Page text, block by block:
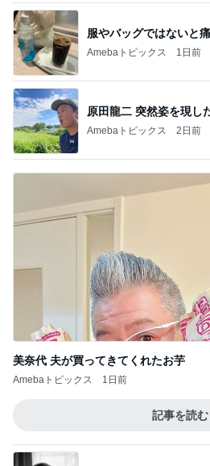
服やバッグではないと
Amebaトピックス 1日前
原田龍二 突然姿を現し
Amebaトピックス 2日前
美奈代 夫が買ってきてくれたお芋
Amebaトピックス 1日前
記事を読む